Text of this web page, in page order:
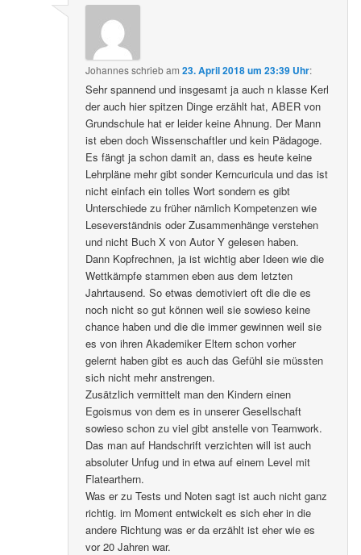
Johannesschriebam23. April 2018 um 23:39 Uhr:
Sehr spannend und insgesamt ja auch n klasse Kerl
der auch hier spitzen Dinge erzählt hat, ABER von
Grundschule hat er leider keine Ahnung. Der Mann
ist eben doch Wissenschaftler und kein Pädagoge.
Es fängt ja schon damit an, dass es heute keine
Lehrpläne mehr gibt sonder Kerncuricula und das ist
nicht einfach ein tolles Wort sondern es gibt
Unterschiede zu früher nämlich Kompetenzen wie
Leseverständnis oder Zusammenhänge verstehen
und nicht Buch X von Autor Y gelesen haben.
Dann Kopfrechnen, ja ist wichtig aber Ideen wie die
Wettkämpfe stammen eben aus dem letzten
Jahrtausend. So etwas demotiviert oft die die es
noch nicht so gut können weil sie sowieso keine
chance haben und die die immer gewinnen weil sie
es von ihren Akademiker Eltern schon vorher
gelernt haben gibt es auch das Gefühl sie müssten
sich nicht mehr anstrengen.
Zusätzlich vermittelt man den Kindern einen
Egoismus von dem es in unserer Gesellschaft
sowieso schon zu viel gibt anstelle von Teamwork.
Das man auf Handschrift verzichten will ist auch
absoluter Unfug und in etwa auf einem Level mit
Flatearthern.
Was er zu Tests und Noten sagt ist auch nicht ganz
richtig. im Moment entwickelt es sich eher in die
andere Richtung was er da erzählt ist eher wie es
vor 20 Jahren war.